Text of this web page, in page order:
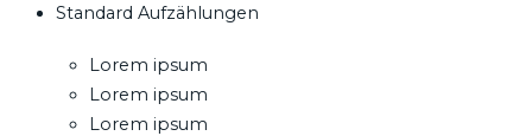
Standard Aufzählungen
Lorem ipsum
Lorem ipsum
Lorem ipsum